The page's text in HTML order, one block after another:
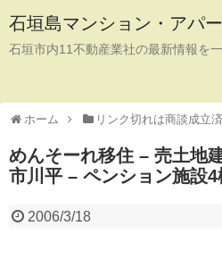
石垣島マンション・アパ
石垣市内11不動産業社の最新情報を
ホーム リンク切れは商談成立済
めんそーれ移住 – 売土地
市川平 – ペンション施設4
2006/3/18